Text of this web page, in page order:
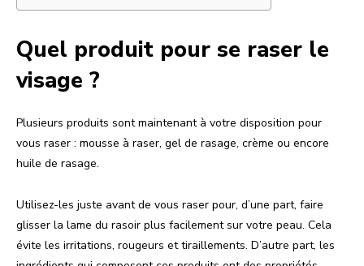
Quel produit pour se raser le
visage ?
Plusieurs produits sont maintenant à votre disposition pour
vous raser : mousse à raser, gel de rasage, crème ou encore
huile de rasage.
Utilisez-les juste avant de vous raser pour, d’une part, faire
glisser la lame du rasoir plus facilement sur votre peau. Cela
évite les irritations, rougeurs et tiraillements. D’autre part, les